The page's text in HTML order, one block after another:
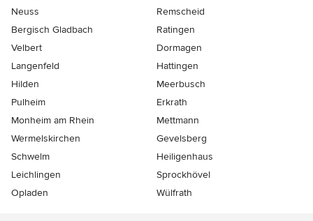
Neuss
Remscheid
Bergisch Gladbach
Ratingen
Velbert
Dormagen
Langenfeld
Hattingen
Hilden
Meerbusch
Pulheim
Erkrath
Monheim am Rhein
Mettmann
Wermelskirchen
Gevelsberg
Schwelm
Heiligenhaus
Leichlingen
Sprockhövel
Opladen
Wülfrath